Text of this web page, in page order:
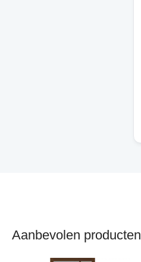
Aanbevolen producten